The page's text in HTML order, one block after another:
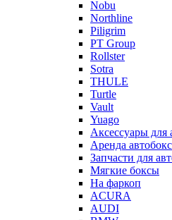
Nobu
Northline
Piligrim
PT Group
Rollster
Sotra
THULE
Turtle
Vault
Yuago
Аксессуары для
Аренда
Запчасти для
Мягкие боксы
На фаркоп
ACURA
AUDI